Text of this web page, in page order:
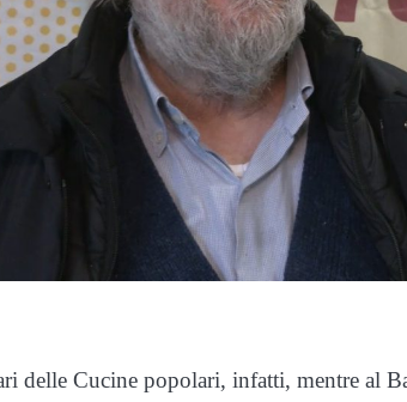
delle Cucine popolari, infatti, mentre al